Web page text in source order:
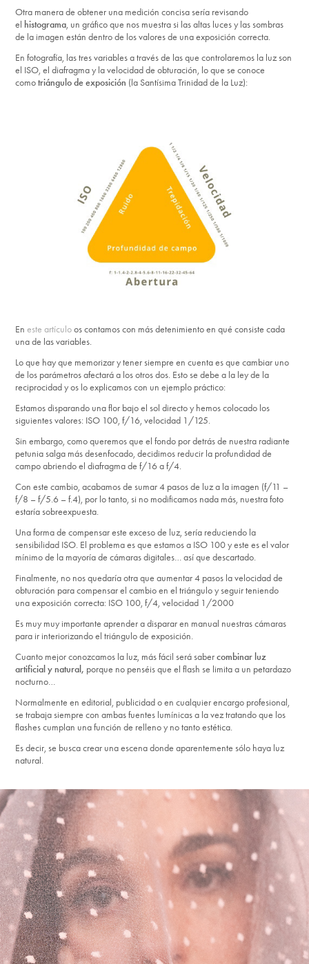
Otra manera de obtener una medición concisa sería revisando
el histograma, un gráfico que nos muestra si las altas luces y las sombras
de la imagen están dentro de los valores de una exposición correcta.
En fotografía, las tres variables a través de las que controlaremos la luz son
el ISO, el diafragma y la velocidad de obturación, lo que se conoce
comotriángulo de exposición (la Santísima Trinidad de la Luz):
Eneste artículoos contamos con más detenimiento en qué consiste cada
una de las variables.
Lo que hay que memorizar y tener siempre en cuenta es que cambiar uno
de los parámetros afectará a los otros dos. Esto se debe a la ley de la
reciprocidad y os lo explicamos con un ejemplo práctico:
Estamos disparando una flor bajo el sol directo y hemos colocado los
siguientes valores: ISO 100, f/16, velocidad 1/125.
Sin embargo, como queremos que el fondo por detrás de nuestra radiante
petunia salga más desenfocado, decidimos reducir la profundidad de
campo abriendo el diafragma de f/16 a f/4.
Con este cambio, acabamos de sumar 4 pasos de luz a la imagen (f/11 –
f/8 – f/5.6 – f.4), por lo tanto, si no modificamos nada más, nuestra foto
estaría sobreexpuesta.
Una forma de compensar este exceso de luz, sería reduciendo la
sensibilidad ISO. El problema es que estamos a ISO 100 y este es el valor
mínimo de la mayoría de cámaras digitales… así que descartado.
Finalmente, no nos quedaría otra que aumentar 4 pasos la velocidad de
obturación para compensar el cambio en el triángulo y seguir teniendo
una exposición correcta: ISO 100, f/4, velocidad 1/2000
Es muy muy importante aprender a disparar en manual nuestras cámaras
para ir interiorizando el triángulo de exposición.
Cuanto mejor conozcamos la luz, más fácil será sabercombinar luz
artificial y natural, porque no penséis que el flash se limita a un petardazo
nocturno…
Normalmente en editorial, publicidad o en cualquier encargo profesional,
se trabaja siempre con ambas fuentes lumínicas a la vez tratando que los
flashes cumplan una función de relleno y no tanto estética.
Es decir, se busca crear una escena donde aparentemente sólo haya luz
natural.